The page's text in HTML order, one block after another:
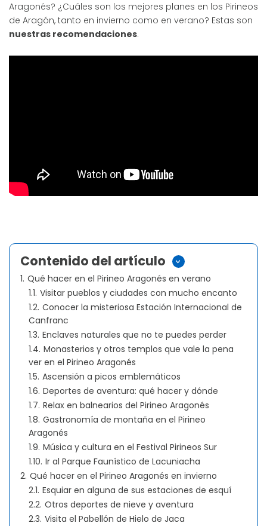
Aragonés? ¿Cuáles son los mejores planes en los Pirineos
de Aragón, tanto en invierno como en verano? Estas son
nuestras recomendaciones.
Contenido del artículo >
1. Qué hacer en el Pirineo Aragonés en verano
1.1. Visitar pueblos y ciudades con mucho encanto
1.2. Conocer la misteriosa Estación Internacional de
Canfranc
1.3. Enclaves naturales que no te puedes perder
1.4. Monasterios y otros templos que vale la pena
ver en el Pirineo Aragonés
1.5. Ascensión a picos emblemáticos
1.6. Deportes de aventura: qué hacer y dónde
1.7. Relax en balnearios del Pirineo Aragonés
1.8. Gastronomía de montaña en el Pirineo
Aragonés
1.9. Música y cultura en el Festival Pirineos Sur
1.10. Ir al Parque Faunístico de Lacuniacha
2. Qué hacer en el Pirineo Aragonés en invierno
2.1. Esquiar en alguna de sus estaciones de esquí
2.2. Otros deportes de nieve y aventura
2.3. Visita el Pabellón de Hielo de Jaca